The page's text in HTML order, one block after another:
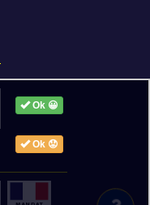
Ok 😀
Ok 😟